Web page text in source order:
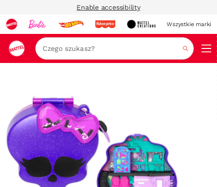
Enable accessibility
Wszystkie marki
Szukaj